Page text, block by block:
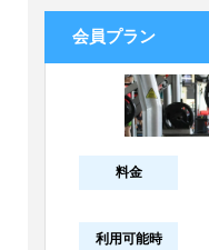
会員プラン
料金
利用可能時